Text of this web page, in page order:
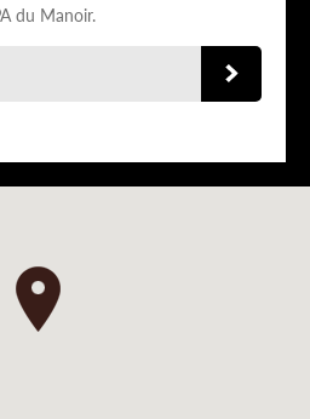
du Manoir.